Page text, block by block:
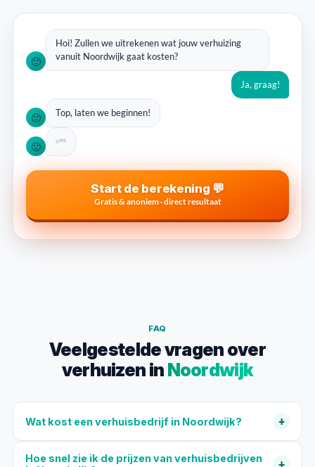
🙂
Hoi! Zullen we uitrekenen wat jouw verhuizing
vanuit Noordwijk gaat kosten?
Ja, graag!
🙂 Top, laten we beginnen!
🙂
Start de berekening 💬
Gratis & anoniem · direct resultaat
FAQ
Veelgestelde vragen over
verhuizen in Noordwijk
Wat kost een verhuisbedrijf in Noordwijk? +
Hoe snel zie ik de prijzen van verhuisbedrijven
+